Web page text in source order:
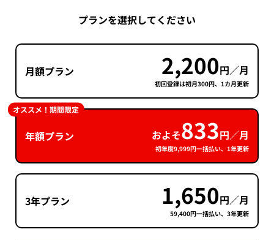
プランを選択してください
月額プラン 2,200円／月
初回登録は初月300円、1カ月更新
年額プラン およそ833円／月
初年度9,999円一括払い、1年更新
オススメ！期間限定
3年プラン 1,650円／月
59,400円一括払い、3年更新